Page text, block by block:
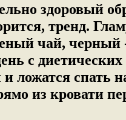
здоровый
тренд.
чай,
с
ложатся спать
из кровати